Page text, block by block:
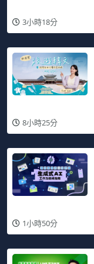
3小時18分
8小時25分
1小時50分